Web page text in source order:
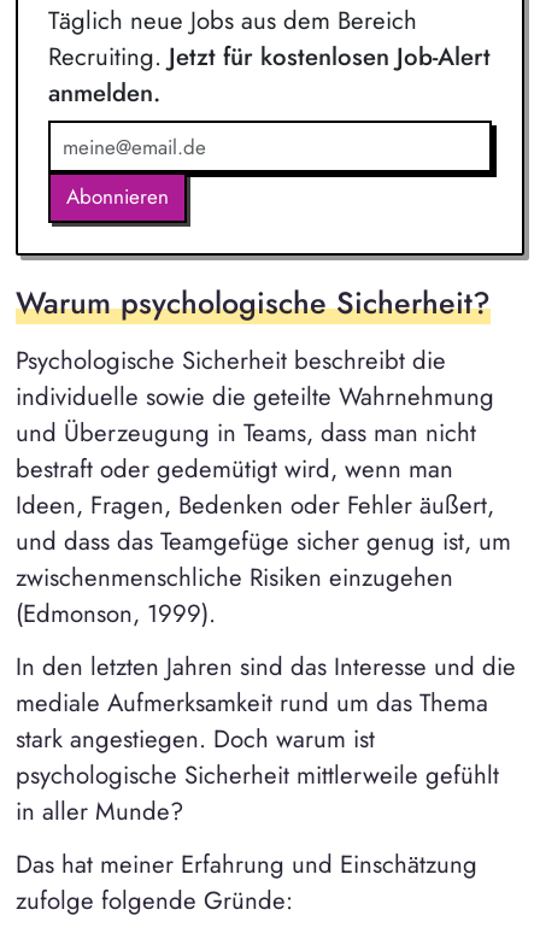
Täglich neue Jobs aus dem Bereich
Recruiting. Jetzt für kostenlosen Job-Alert
anmelden.
Abonnieren
Warum psychologische Sicherheit?
Psychologische Sicherheit beschreibt die
individuelle sowie die geteilte Wahrnehmung
und Überzeugung in Teams, dass man nicht
bestraft oder gedemütigt wird, wenn man
Ideen, Fragen, Bedenken oder Fehler äußert,
und dass das Teamgefüge sicher genug ist, um
zwischenmenschliche Risiken einzugehen
(Edmonson, 1999).
In den letzten Jahren sind das Interesse und die
mediale Aufmerksamkeit rund um das Thema
stark angestiegen. Doch warum ist
psychologische Sicherheit mittlerweile gefühlt
in aller Munde?
Das hat meiner Erfahrung und Einschätzung
zufolge folgende Gründe: